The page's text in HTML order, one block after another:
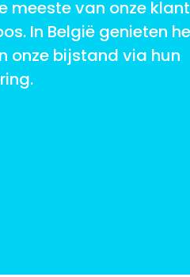
meeste van onze
In België genieten
onze bijstand via hun